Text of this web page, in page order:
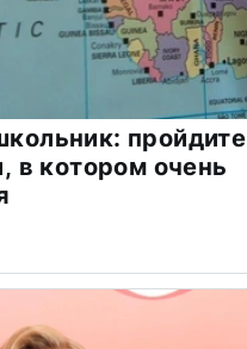
пройдите
в котором очень